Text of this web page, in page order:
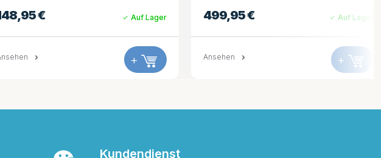
499,95€ Auf Lager
Ansehen +
384,95€ Auf Lager
Ansehen +
Kundendienst